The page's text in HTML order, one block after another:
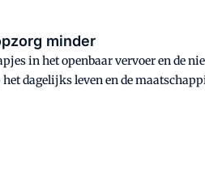
minder
in het openbaar vervoer en de
dagelijks leven en de